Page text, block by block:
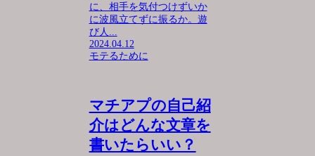
に、相手を気付つけずいか
に波風立てずに振るか。遊
び人...
2024.04.12
モテるために
マチアプの自己紹
介はどんな文章を
書いたらいい？